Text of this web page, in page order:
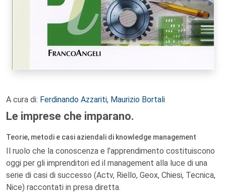
A cura di: Ferdinando Azzariti, Maurizio Bortali
Le imprese che imparano.
Teorie, metodi e casi aziendali di knowledge management
Il ruolo che la conoscenza e l’apprendimento costituiscono
oggi per gli imprenditori ed il management alla luce di una
serie di casi di successo (Actv, Riello, Geox, Chiesi, Tecnica,
Nice) raccontati in presa diretta.